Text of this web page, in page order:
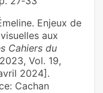
Enjeux de
aux
Cahiers du
Vol. 19,
2024].
Cachan